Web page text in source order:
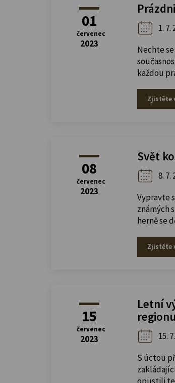
01
červenec
2023
1. 7.
Nechte
každou
Zjistěte
08
červenec
2023
Svět
8. 7.
Vypravte
známých
herně se
Zjistěte
15
červenec
2023
Letní
15.
S úctou